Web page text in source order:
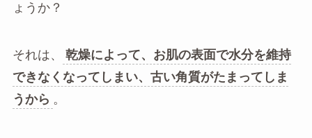
ょうか？
それは、
乾燥によって、お肌の表面で水分を維持
できなくなってしまい、古い角質がたまってしま
うから 。